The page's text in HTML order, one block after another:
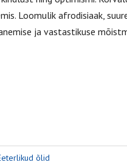
Loomulik afrodisiaak,
ja vastastikuse
õlid